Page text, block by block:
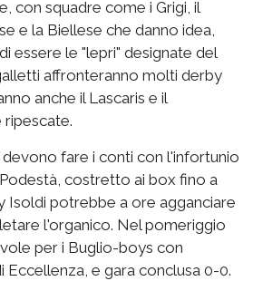
con squadre come i Grigi, il
e la Biellese che danno idea,
essere le "lepri" designate del
affronteranno molti derby
anche il Lascaris e il
fare i conti con l'infortunio
costretto ai box fino a
Isoldi potrebbe a ore agganciare
l'organico. Nel pomeriggio
per i Buglio-boys con
Eccellenza, e gara conclusa 0-0.